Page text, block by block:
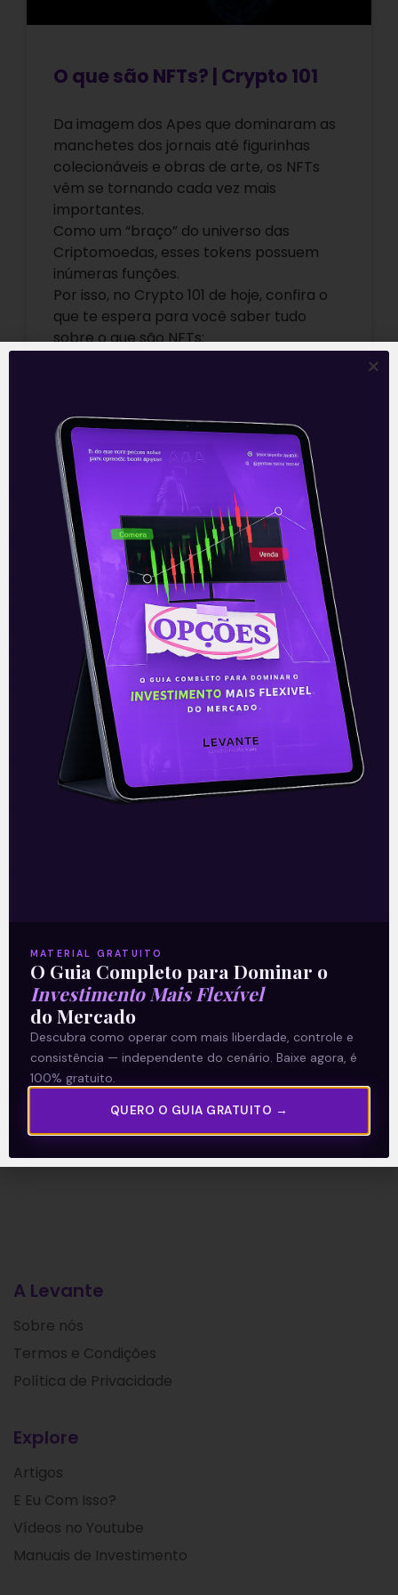
O que são NFTs? | Crypto 101
Da imagem dos Apes que dominaram as
manchetes dos jornais até figurinhas
colecionáveis e obras de arte, os NFTs
vêm se tornando cada vez mais
importantes.
Como um “braço” do universo das
Criptomoedas, esses tokens possuem
inúmeras funções.
Por isso, no Crypto 101 de hoje, confira o
que te espera para você saber tudo
sobre o que são NFTs:
12/12/2023
CRYPTO 101
HASH11, QBTC11: ETFs de
Criptomoedas valem a pena?
| Crypto 101
já vêm se consolidando entre o investidor
interessado no assunto.
Mas será que vale a pena, mesmo,
investir nesses ETFs?
Descubra neste conteúdo do Crypto 101:
Leia mais
12/12/2023
A Levante
Sobre nós
Termos e Condições
Política de Privacidade
Explore
Artigos
E Eu Com Isso?
Vídeos no Youtube
Manuais de Investimento
MATERIAL GRATUITO
O Guia Completo para Dominar o
Investimento Mais Flexível
do Mercado
Descubra como operar com mais liberdade, controle e
consistência — independente do cenário. Baixe agora, é
100% gratuito.
QUERO O GUIA GRATUITO →